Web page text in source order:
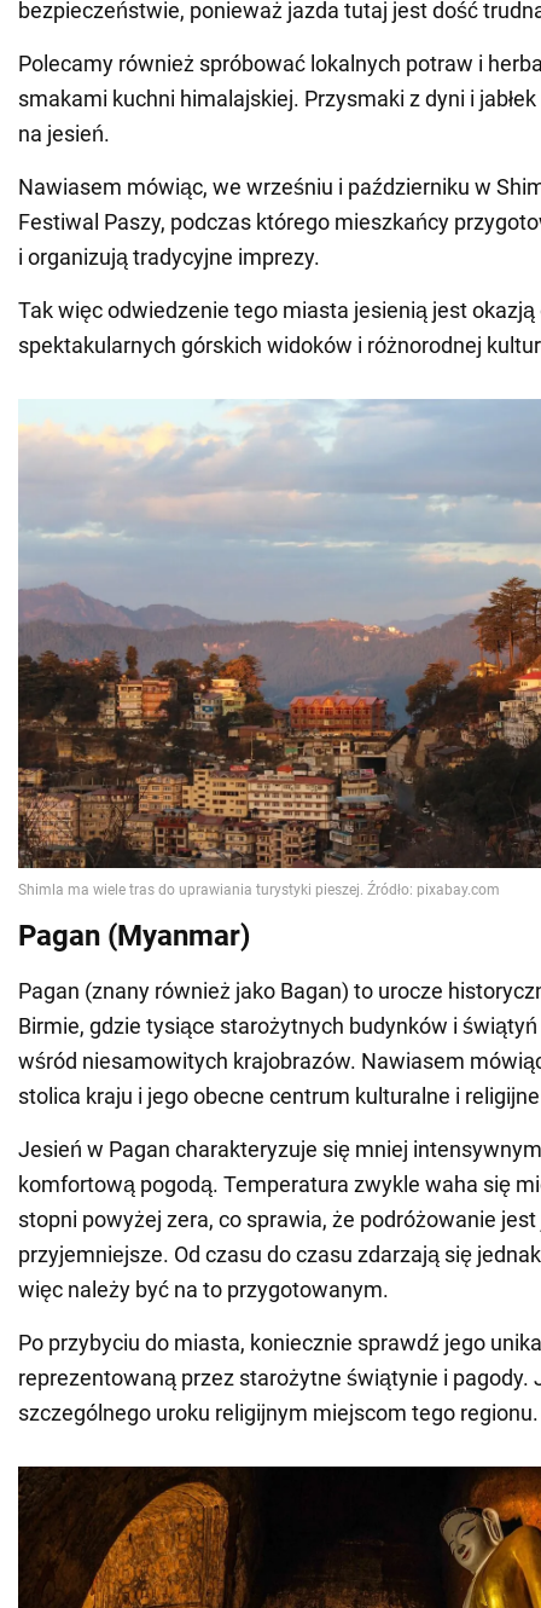
bezpieczeństwie, ponieważ jazda tutaj jest dość
Polecamy również spróbować lokalnych potraw i
smakami kuchni himalajskiej. Przysmaki z dyni i
na jesień.
Nawiasem mówiąc, we wrześniu i październiku w
Festiwal Paszy, podczas którego mieszkańcy
i organizują tradycyjne imprezy.
Tak więc odwiedzenie tego miasta jesienią jest
spektakularnych górskich widoków i różnorodnej
Pagan (Myanmar)
Pagan (znany również jako Bagan) to urocze
Birmie, gdzie tysiące starożytnych budynków i
wśród niesamowitych krajobrazów. Nawiasem
stolica kraju i jego obecne centrum kulturalne i
Jesień w Pagan charakteryzuje się mniej
komfortową pogodą. Temperatura zwykle waha się
stopni powyżej zera, co sprawia, że podróżowanie
przyjemniejsze. Od czasu do czasu zdarzają się
więc należy być na to przygotowanym.
Po przybyciu do miasta, koniecznie sprawdź jego
reprezentowaną przez starożytne świątynie i pagody.
szczególnego uroku religijnym miejscom tego regionu.